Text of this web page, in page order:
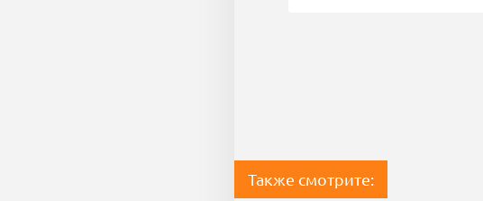
Также смотрите: